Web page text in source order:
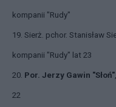
kompanii "Rudy"
19. Sierż. pchor. Stanisław
kompanii "Rudy" lat 23
20. Por. Jerzy Gawin "Słoń"
22